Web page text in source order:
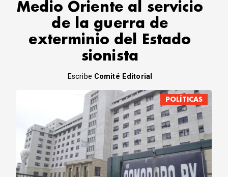
Medio Oriente al servicio
de la guerra de
exterminio del Estado
sionista
Escribe Comité Editorial
POLÍTICAS